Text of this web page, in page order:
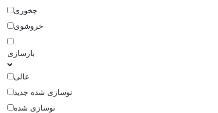
چخوری
خروشوی
بازسازی
عالی
نوسازی شده جدید
نوسازی شده